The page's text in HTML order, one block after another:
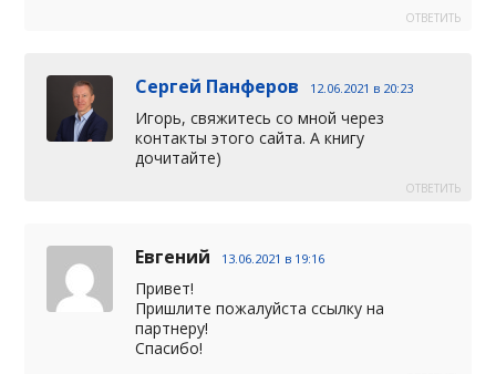
ОТВЕТИТЬ
Сергей Панферов 12.06.2021 в 20:23
Игорь, свяжитесь со мной через
контакты этого сайта. А книгу
дочитайте)
ОТВЕТИТЬ
Евгений 13.06.2021 в 19:16
Привет!
Пришлите пожалуйста ссылку на
партнеру!
Спасибо!